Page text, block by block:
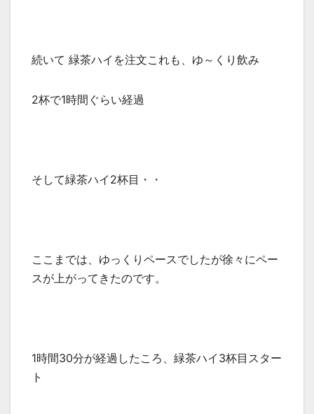
続いて 緑茶ハイを注文これも、ゆ～くり飲み
2杯で1時間ぐらい経過
そして緑茶ハイ2杯目・・
ここまでは、ゆっくりペースでしたが徐々にペー
スが上がってきたのです。
1時間30分が経過したころ、緑茶ハイ3杯目スター
ト